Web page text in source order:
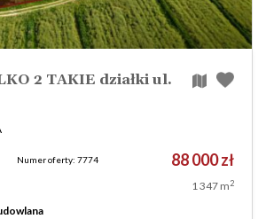
2 TAKIE działki ul.
Numer oferty: 7774 88 000 zł
1 347 m2